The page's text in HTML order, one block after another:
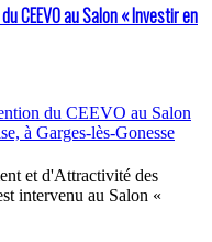
CEEVO au Salon « Investir en
et d'Attractivité des
intervenu au Salon «